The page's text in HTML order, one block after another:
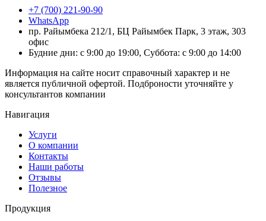
+7 (700) 221-90-90
WhatsApp
пр. Райымбека 212/1, БЦ Райымбек Парк, 3 этаж, 303
офис
Будние дни: с 9:00 до 19:00, Суббота: с 9:00 до 14:00
Информация на сайте носит справочный характер и не
является публичной офертой. Подброности уточняйте у
консультантов компании
Навигация
Услуги
О компании
Контакты
Наши работы
Отзывы
Полезное
Продукция